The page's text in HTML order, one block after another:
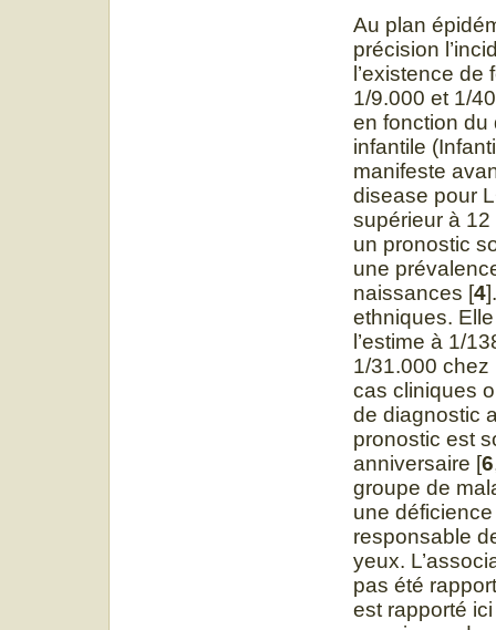
Au plan
précision
l’existence de
1/9.000 et 1/
en fonction du
infantile
manifeste
disease pour
supérieur à 12
un pronostic
une
naissances [4
ethniques.
l’estime à 1/
1/31.000 chez
cas cliniques
de diagnostic
pronostic est
anniversaire [6
groupe de
une
responsable
yeux.
pas été
est rapporté